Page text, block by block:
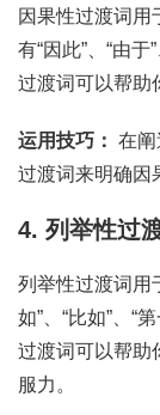
因果性过渡词用
有“因此”、“由
过渡词可以帮助
运用技巧： 在
过渡词来明确因
4. 列举性过
列举性过渡词用
如”、“比如”、“
过渡词可以帮助
服力。